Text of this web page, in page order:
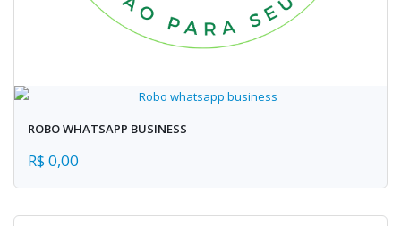
ROBO WHATSAPP BUSINESS
R$ 0,00